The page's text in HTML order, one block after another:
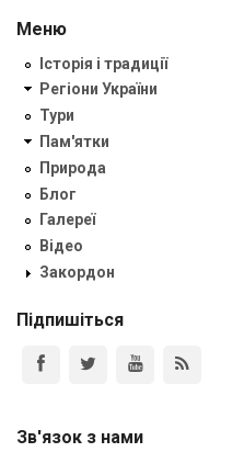
Меню
Історія і традиції
Регіони України
Тури
Пам'ятки
Природа
Блог
Галереї
Відео
Закордон
Підпишіться
Зв'язок з нами